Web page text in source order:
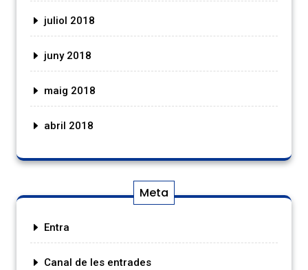
juliol 2018
juny 2018
maig 2018
abril 2018
Meta
Entra
Canal de les entrades